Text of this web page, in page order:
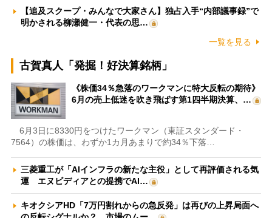
【追及スクープ・みんなで大家さん】独占入手“内部議事録”で
明かされる柳瀬健一・代表の思…
一覧を見る
古賀真人「発掘！好決算銘柄」
《株価34％急落のワークマンに特大反転の期待》
6月の売上低迷を吹き飛ばす第1四半期決算、…
6月3日に8330円をつけたワークマン（東証スタンダード・
7564）の株価は、わずか1カ月あまりで約34％下落…
三菱重工が「AIインフラの新たな主役」として再評価される気
運 エヌビディアとの提携でAI…
キオクシアHD「7万円割れからの急反発」は再びの上昇局面へ